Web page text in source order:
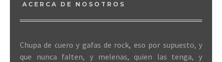
ACERCA DE NOSOTROS
Chupa de cuero y gafas de rock, eso por supuesto, y
que nunca falten, y melenas, quien las tenga, y